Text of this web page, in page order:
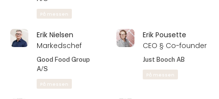
På messen
Erik Nielsen
Markedschef
Good Food Group
A/S
På messen
Erik Pousette
CEO § Co-founder
Just Booch AB
På messen